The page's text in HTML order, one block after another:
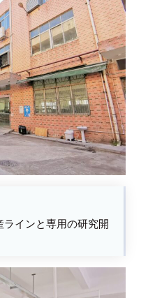
ラインと専用の研究開